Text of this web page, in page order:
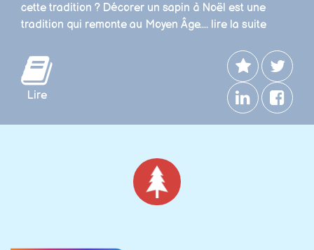
cette tradition ? Décorer un sapin à Noël est une
tradition qui remonte au Moyen Âge.... lire la suite
Lire
Noël